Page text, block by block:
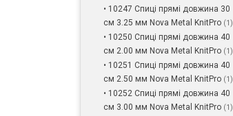
• 10247 Спиці прямі довжина 30
см 3.25 мм Nova Metal KnitPro (1)
• 10250 Спиці прямі довжина 40
см 2.00 мм Nova Metal KnitPro (1)
• 10251 Спиці прямі довжина 40
см 2.50 мм Nova Metal KnitPro (1)
• 10252 Спиці прямі довжина 40
см 3.00 мм Nova Metal KnitPro (1)